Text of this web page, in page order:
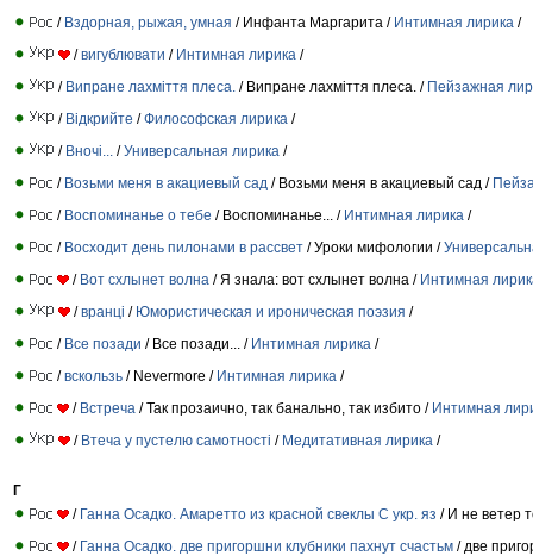
/ Вздорная, рыжая, умная / Инфанта Маргарита / Интимная лирика /
/вигублювати / Интимная лирика /
/ Випране лахміття плеса. / Випране лахміття плеса. / Пейзажная
/ Відкрийте /Философская лирика /
/ Вночі... /Универсальная лирика /
/ Возьми меня в акациевый сад / Возьми меня в акациевый сад /
/ Воспоминанье о тебе / Воспоминанье... / Интимная лирика /
/ Восходит день пилонами в рассвет / Уроки мифологии /
/ Вот схлынет волна / Я знала: вот схлынет волна / Интимная
/вранці / Юмористическая и ироническая поэзия /
/ Все позади / Все позади... / Интимная лирика /
/вскользь / Nevermore / Интимная лирика /
/ Встреча / Так прозаично, так банально, так избито / Интимная
/ Втеча у пустелю самотності / Медитативная лирика /
Г
/ Ганна Осадко. Амаретто из красной свеклы С укр. яз / И не ветер
/ Ганна Осадко. две пригоршни клубники пахнут счастьм / две